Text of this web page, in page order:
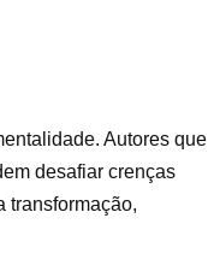
Autores que
desafiar crenças
transformação,